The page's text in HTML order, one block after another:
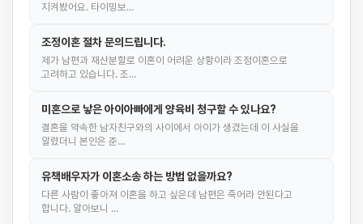
지켜봤어요. 타이밍보…
조정이혼 절차 문의드립니다.
제가 남편과 재산분할로 이혼이 어려운 상황이라 조정이혼으로
고려하고 있습니다. 조…
미혼으로 낳은 아이아빠에게 양육비 청구할 수 있나요?
결혼을 약속한 남자친구와의 사이에서 아이가 생겼는데 이 사실을
알렸더니 본인은 준…
유책배우자가 이혼소송 하는 방법 없을까요?
다른 사람이 좋아져 이혼을 하고 싶은데 남편은 죽어라 안된다고
합니다. 알아보니 …